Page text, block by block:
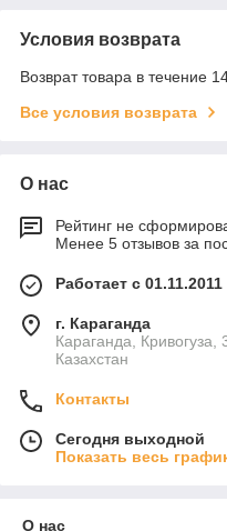
Условия возврата
Возврат товара в течение
Все условия возврата
О нас
Рейтинг не
Менее 5 отзывов за
Работает с 01.11.2011
г. Караганда
Караганда, Кривогуза,
Казахстан
Контакты
Сегодня выходной
Показать весь
О нас